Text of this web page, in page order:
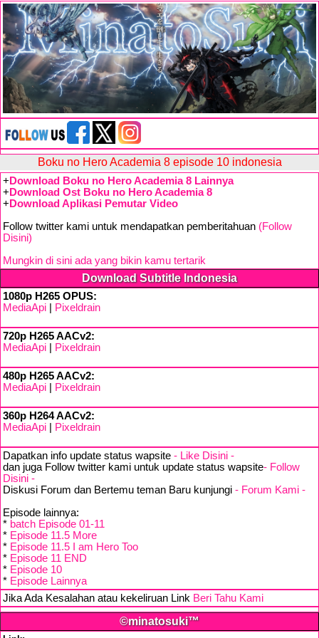
Boku no Hero Academia 8 episode 10 indonesia
+ Download Boku no Hero Academia 8 Lainnya
+ Download Ost Boku no Hero Academia 8
+ Download Aplikasi Pemutar Video
Follow twitter kami untuk mendapatkan pemberitahuan (Follow
Disini)
Mungkin di sini ada yang bikin kamu tertarik
Download Subtitle Indonesia
1080p H265 OPUS:
MediaApi
Pixeldrain
720p H265 AACv2:
MediaApi
Pixeldrain
480p H265 AACv2:
MediaApi
Pixeldrain
360p H264 AACv2:
MediaApi
Pixeldrain
Dapatkan info update status wapsite - Like Disini -
dan juga Follow twitter kami untuk update status wapsite- Follow
Disini -
Diskusi Forum dan Bertemu teman Baru kunjungi - Forum Kami -
Episode lainnya:
* batch Episode 01-11
* Episode 11.5 More
* Episode 11.5 I am Hero Too
* Episode 11 END
* Episode 10
* Episode Lainnya
Jika Ada Kesalahan atau kekeliruan Link Beri Tahu Kami
©minatosuki™